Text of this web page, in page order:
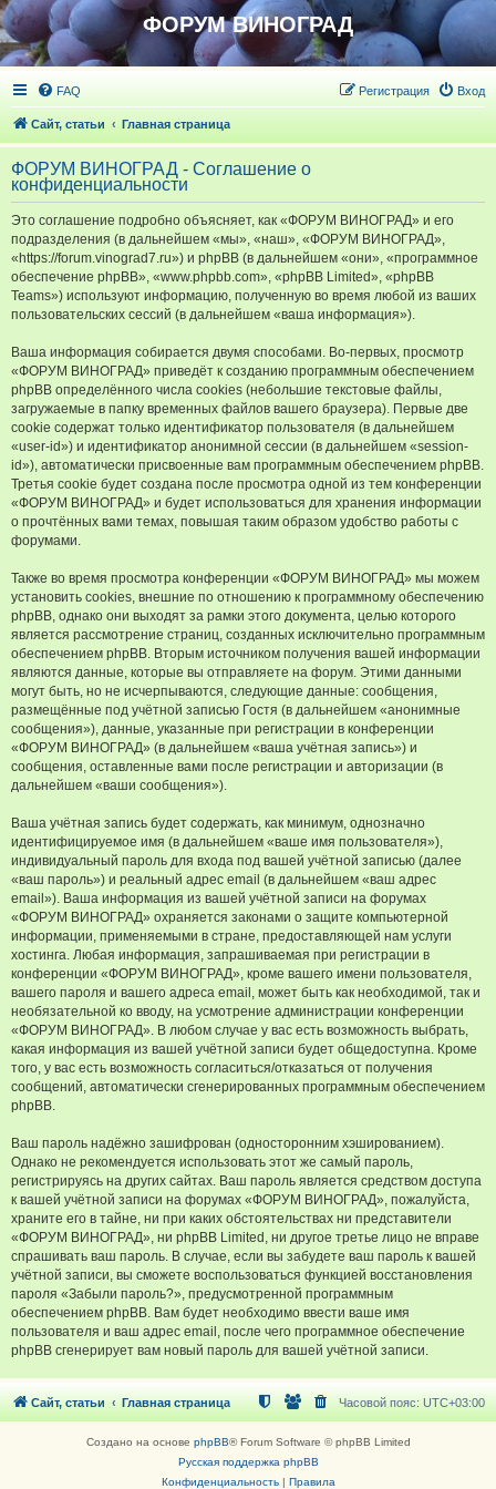
ФОРУМ ВИНОГРАД
FAQ Вход
Регистрация
Сайт, статьи Главная страница
ФОРУМ ВИНОГРАД - Соглашение о
конфиденциальности
Это соглашение подробно объясняет, как «ФОРУМ ВИНОГРАД» и его
подразделения (в дальнейшем «мы», «наш», «ФОРУМ ВИНОГРАД»,
«https://forum.vinograd7.ru») и phpBB (в дальнейшем «они», «программное
обеспечение phpBB», «www.phpbb.com», «phpBB Limited», «phpBB
Teams») используют информацию, полученную во время любой из ваших
пользовательских сессий (в дальнейшем «ваша информация»).
Ваша информация собирается двумя способами. Во-первых, просмотр
«ФОРУМ ВИНОГРАД» приведёт к созданию программным обеспечением
phpBB определённого числа cookies (небольшие текстовые файлы,
загружаемые в папку временных файлов вашего браузера). Первые две
cookie содержат только идентификатор пользователя (в дальнейшем
«user-id») и идентификатор анонимной сессии (в дальнейшем «session-
id»), автоматически присвоенные вам программным обеспечением phpBB.
Третья cookie будет создана после просмотра одной из тем конференции
«ФОРУМ ВИНОГРАД» и будет использоваться для хранения информации
о прочтённых вами темах, повышая таким образом удобство работы с
форумами.
Также во время просмотра конференции «ФОРУМ ВИНОГРАД» мы можем
установить cookies, внешние по отношению к программному обеспечению
phpBB, однако они выходят за рамки этого документа, целью которого
является рассмотрение страниц, созданных исключительно программным
обеспечением phpBB. Вторым источником получения вашей информации
являются данные, которые вы отправляете на форум. Этими данными
могут быть, но не исчерпываются, следующие данные: сообщения,
размещённые под учётной записью Гостя (в дальнейшем «анонимные
сообщения»), данные, указанные при регистрации в конференции
«ФОРУМ ВИНОГРАД» (в дальнейшем «ваша учётная запись») и
сообщения, оставленные вами после регистрации и авторизации (в
дальнейшем «ваши сообщения»).
Ваша учётная запись будет содержать, как минимум, однозначно
идентифицируемое имя (в дальнейшем «ваше имя пользователя»),
индивидуальный пароль для входа под вашей учётной записью (далее
«ваш пароль») и реальный адрес email (в дальнейшем «ваш адрес
email»). Ваша информация из вашей учётной записи на форумах
«ФОРУМ ВИНОГРАД» охраняется законами о защите компьютерной
информации, применяемыми в стране, предоставляющей нам услуги
хостинга. Любая информация, запрашиваемая при регистрации в
конференции «ФОРУМ ВИНОГРАД», кроме вашего имени пользователя,
вашего пароля и вашего адреса email, может быть как необходимой, так и
необязательной ко вводу, на усмотрение администрации конференции
«ФОРУМ ВИНОГРАД». В любом случае у вас есть возможность выбрать,
какая информация из вашей учётной записи будет общедоступна. Кроме
того, у вас есть возможность согласиться/отказаться от получения
сообщений, автоматически сгенерированных программным обеспечением
phpBB.
Ваш пароль надёжно зашифрован (односторонним хэшированием).
Однако не рекомендуется использовать этот же самый пароль,
регистрируясь на других сайтах. Ваш пароль является средством доступа
к вашей учётной записи на форумах «ФОРУМ ВИНОГРАД», пожалуйста,
храните его в тайне, ни при каких обстоятельствах ни представители
«ФОРУМ ВИНОГРАД», ни phpBB Limited, ни другое третье лицо не вправе
спрашивать ваш пароль. В случае, если вы забудете ваш пароль к вашей
учётной записи, вы сможете воспользоваться функцией восстановления
пароля «Забыли пароль?», предусмотренной программным
обеспечением phpBB. Вам будет необходимо ввести ваше имя
пользователя и ваш адрес email, после чего программное обеспечение
phpBB сгенерирует вам новый пароль для вашей учётной записи.
Сайт, статьи Главная страница Часовой пояс: UTC+03:00
Создано на основе phpBB® Forum Software © phpBB Limited
Русская поддержка phpBB
Конфиденциальность| Правила